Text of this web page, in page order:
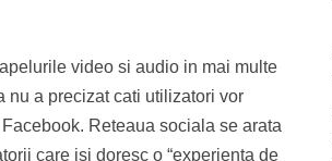
video si audio in mai multe
nu a precizat cati utilizatori vor
Reteaua sociala se arata
care isi doresc o “experienta de